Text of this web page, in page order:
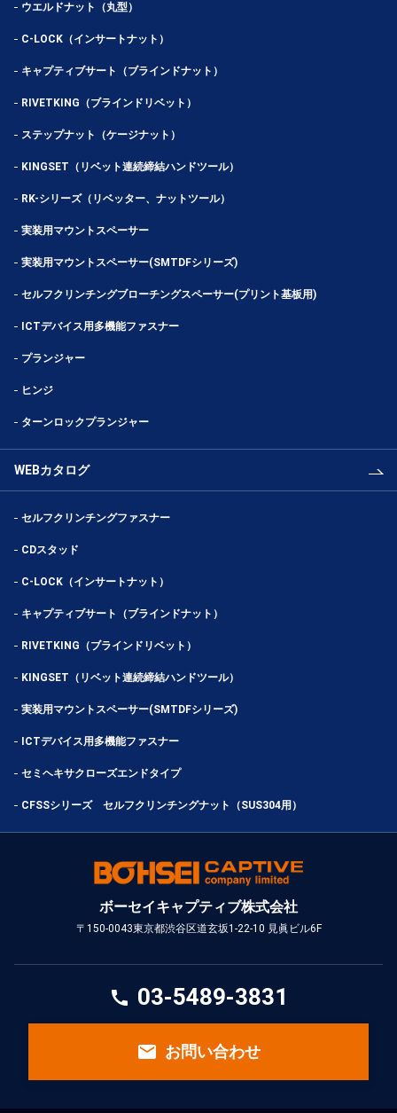
ウエルドナット（丸型）
C-LOCK（インサートナット）
キャプティブサート（ブラインドナット）
RIVETKING（ブラインドリベット）
ステップナット（ケージナット）
KINGSET（リベット連続締結ハンドツール）
RK-シリーズ（リベッター、ナットツール）
実装用マウントスペーサー
実装用マウントスペーサー(SMTDFシリーズ)
セルフクリンチングブローチングスペーサー(プリント基板用)
ICTデバイス用多機能ファスナー
プランジャー
ヒンジ
ターンロックプランジャー
WEBカタログ
セルフクリンチングファスナー
CDスタッド
C-LOCK（インサートナット）
キャプティブサート（ブラインドナット）
RIVETKING（ブラインドリベット）
KINGSET（リベット連続締結ハンドツール）
実装用マウントスペーサー(SMTDFシリーズ)
ICTデバイス用多機能ファスナー
セミヘキサクローズエンドタイプ
CFSSシリーズ セルフクリンチングナット（SUS304用）
ボーセイキャプティブ株式会社
〒150-0043東京都渋谷区道玄坂1-22-10 見眞ビル6F
call 03-5489-3831
email お問い合わせ